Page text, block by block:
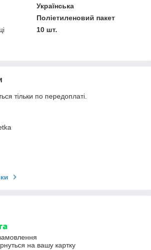
Українська
Поліетиленовий пакет
10 шт.
тільки по передоплаті.
на вашу картку